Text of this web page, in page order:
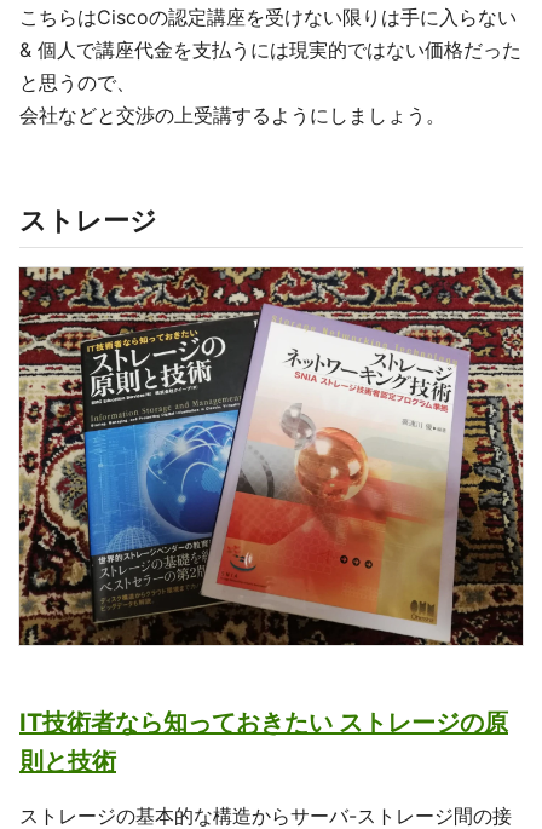
こちらはCiscoの認定講座を受けない限りは手に入らない
& 個人で講座代金を支払うには現実的ではない価格だった
と思うので、
会社などと交渉の上受講するようにしましょう。
ストレージ
IT技術者なら知っておきたい ストレージの原
則と技術
ストレージの基本的な構造からサーバ-ストレージ間の接